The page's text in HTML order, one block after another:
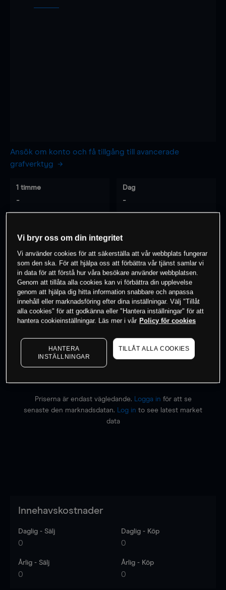
Ansök om konto och få tillgång till avancerade
grafverktyg
1 timme
-
Dag
-
- -
0% av kunderna har enposition i detta
instrument
Priserna är endast vägledande. Logga in för att se
senaste den marknadsdatan.
Log in to see latest market
data
Innehavskostnader
Daglig - Sälj
0
Daglig - Köp
0
Årlig - Sälj
0
Årlig - Köp
0
Vi bryr oss om din integritet
Vi använder cookies för att säkerställa att vår webbplats fungerar
som den ska. För att hjälpa oss att förbättra vår tjänst samlar vi
in data för att förstå hur våra besökare använder webbplatsen.
Genom att tillåta alla cookies kan vi förbättra din upplevelse
genom att hjälpa dig hitta information snabbare och anpassa
innehåll eller marknadsföring efter dina inställningar. Välj "Tillåt
alla cookies" för att godkänna eller "Hantera inställningar" för att
hantera cookieinställningar. Läs mer i vår Policy för cookies
HANTERA
INSTÄLLNINGAR
TILLÅT ALLA COOKIES